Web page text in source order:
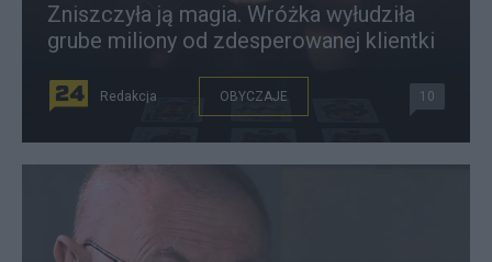
Zniszczyła ją magia. Wróżka wyłudziła
grube miliony od zdesperowanej klientki
Redakcja OBYCZAJE 10